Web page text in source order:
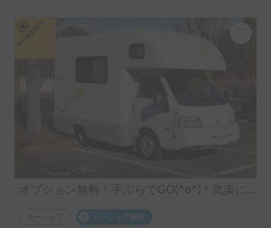
オプション無料！手ぶらでGO(^o^)！気楽に運転できるキャンピングカー!
カーシェア カーシェア保険